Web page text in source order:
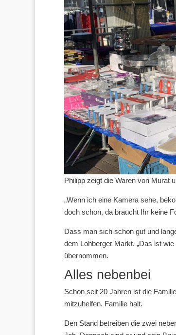
Philipp zeigt die Waren von Murat
„Wenn ich eine Kamera sehe,
doch schon, da braucht Ihr keine
Dass man sich schon gut und
dem Lohberger Markt. „Das ist
übernommen.
Alles nebenbei
Schon seit 20 Jahren ist die
mitzuhelfen. Familie halt.
Den Stand betreiben die zwei